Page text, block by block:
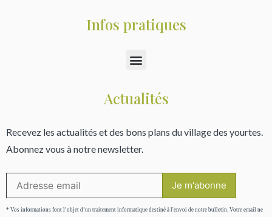
Infos pratiques
Actualités
Recevez les actualités et des bons plans du village des yourtes.
Abonnez vous à notre newsletter.
* Vos informations font l’objet d’un traitement informatique destiné à l'envoi de notre bulletin. Votre email ne